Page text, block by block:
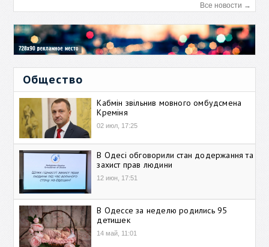
Все новости →
Общество
Кабмін звільнив мовного омбудсмена
Креміня
02 июл, 17:25
В Одесі обговорили стан додержання та
захист прав людини
12 июн, 17:51
В Одессе за неделю родились 95
детишек
14 май, 11:01